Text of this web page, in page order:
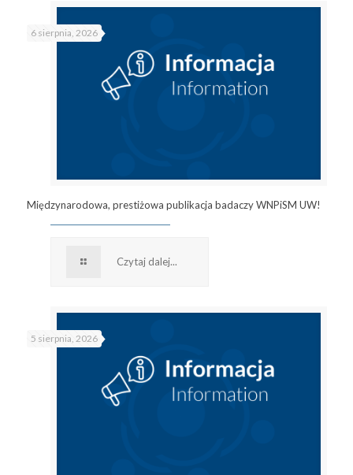
6 sierpnia, 2026
Międzynarodowa, prestiżowa publikacja badaczy WNPiSM UW!
Czytaj dalej...
5 sierpnia, 2026